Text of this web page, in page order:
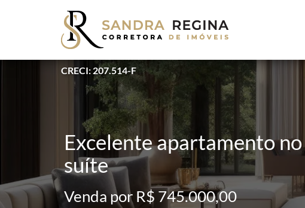
CRECI: 207.514-F
Excelente apartamento
suíte
Venda por R$ 745.000,00